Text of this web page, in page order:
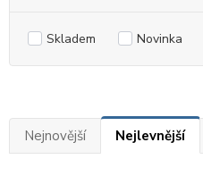
Skladem Novinka
Nejnovější Nejlevnější